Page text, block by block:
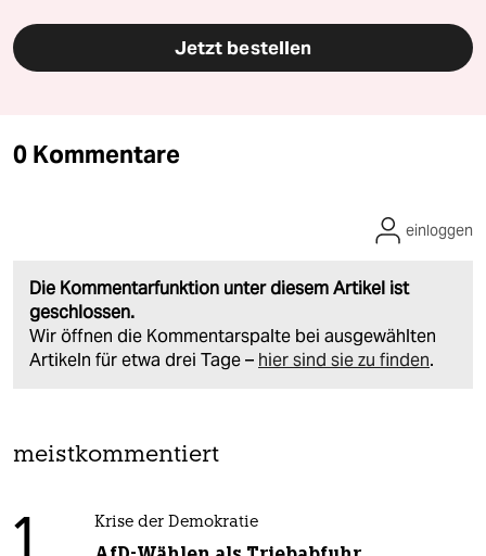
Jetzt bestellen
0 Kommentare
Die Kommentarfunktion unter diesem Artikel ist
geschlossen.
Wir öffnen die Kommentarspalte bei ausgewählten
Artikeln für etwa drei Tage – hier sind sie zu finden.
einloggen
meistkommentiert
Krise der Demokratie